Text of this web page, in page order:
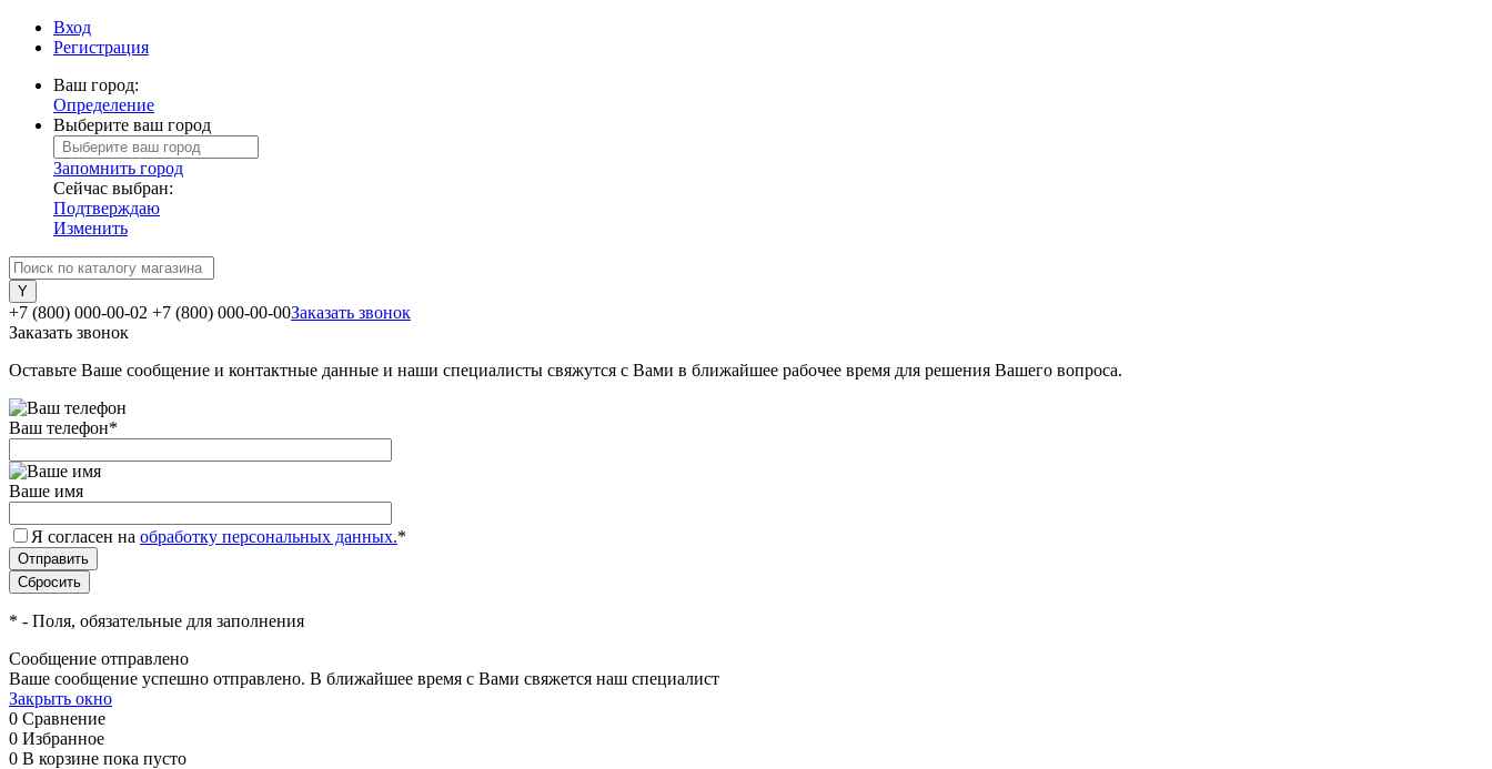
Вход
Регистрация
Ваш город:
Определение
Выберите ваш город
Запомнить город
Сейчас выбран:
Подтверждаю
Изменить
+7 (800) 000-00-02 +7 (800) 000-00-00Заказать звонок
Заказать звонок
Оставьте Ваше сообщение и контактные данные и наши специалисты свяжутся с Вами в ближайшее рабочее время для решения Вашего вопроса.
Ваш телефон*
Ваше имя
Я согласен на обработку персональных данных.*
* - Поля, обязательные для заполнения
Сообщение отправлено
Ваше сообщение успешно отправлено. В ближайшее время с Вами свяжется наш специалист
Закрыть окно
0 Сравнение
0 Избранное
0 В корзине пока пусто